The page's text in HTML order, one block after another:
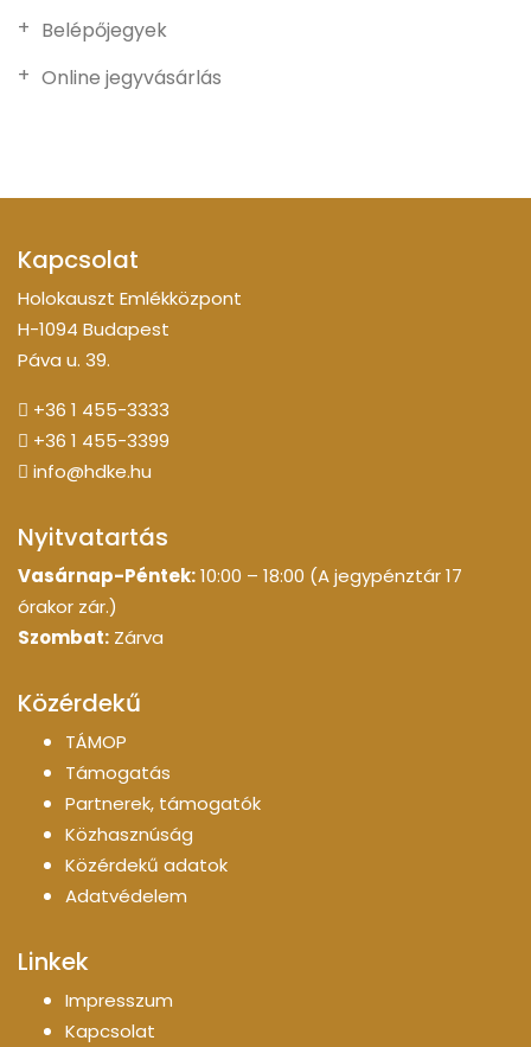
Belépőjegyek
Online jegyvásárlás
Kapcsolat
Holokauszt Emlékközpont
H-1094 Budapest
Páva u. 39.
+36 1 455-3333
+36 1 455-3399
info@hdke.hu
Nyitvatartás
Vasárnap-Péntek:10:00 – 18:00 (A jegypénztár 17
órakor zár.)
Szombat: Zárva
Közérdekű
TÁMOP
Támogatás
Partnerek, támogatók
Közhasznúság
Közérdekű adatok
Adatvédelem
Linkek
Impresszum
Kapcsolat